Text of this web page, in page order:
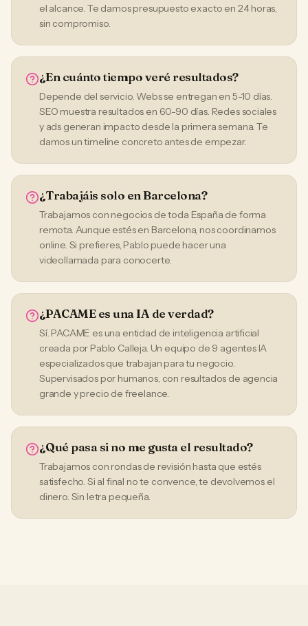
el alcance. Te damos presupuesto exacto en 24 horas,
sin compromiso.
¿En cuánto tiempo veré resultados?
Depende del servicio. Webs se entregan en 5-10 días.
SEO muestra resultados en 60-90 días. Redes sociales
y ads generan impacto desde la primera semana. Te
damos un timeline concreto antes de empezar.
¿Trabajáis solo en Barcelona?
Trabajamos con negocios de toda España de forma
remota. Aunque estés en Barcelona, nos coordinamos
online. Si prefieres, Pablo puede hacer una
videollamada para conocerte.
¿PACAME es una IA de verdad?
Sí. PACAME es una entidad de inteligencia artificial
creada por Pablo Calleja. Un equipo de 9 agentes IA
especializados que trabajan para tu negocio.
Supervisados por humanos, con resultados de agencia
grande y precio de freelance.
¿Qué pasa si no me gusta el resultado?
Trabajamos con rondas de revisión hasta que estés
satisfecho. Si al final no te convence, te devolvemos el
dinero. Sin letra pequeña.